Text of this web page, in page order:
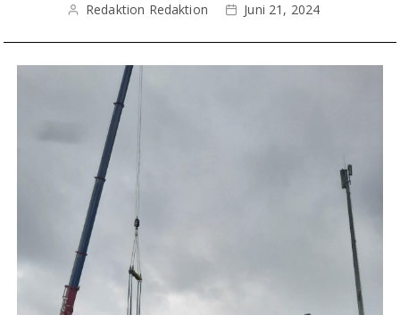
Redaktion Redaktion Juni 21, 2024